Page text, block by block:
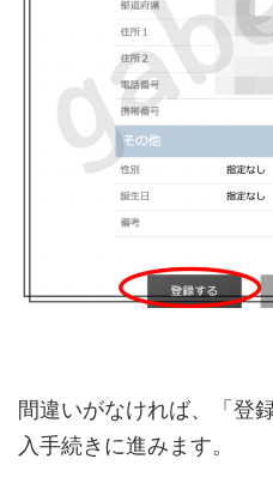
間違いがなければ、「登
入手続きに進みます。